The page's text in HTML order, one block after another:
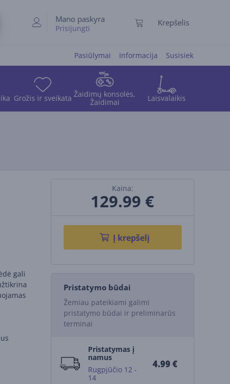
Mano paskyra
Prisijungti
Krepšelis
Pasiūlymai Informacija Susisiek
Grožis ir sveikata Žaidimų konsolės,
Žaidimai
Laisvalaikis
gali
Kaina:
129.99 €
Į krepšelį
Pristatymo būdai
Žemiau pateikiami galimi
pristatymo būdai ir preliminarūs
terminai
Pristatymas į
namus
Rugpjūčio 12 -
14
4.99 €